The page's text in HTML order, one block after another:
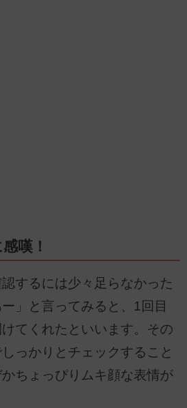
嘆！
するには少々足らなかった
」と言ってみると、1回目
てくれたといいます。その
っかりとチェックすること
ちょっぴりムキ顔な表情が